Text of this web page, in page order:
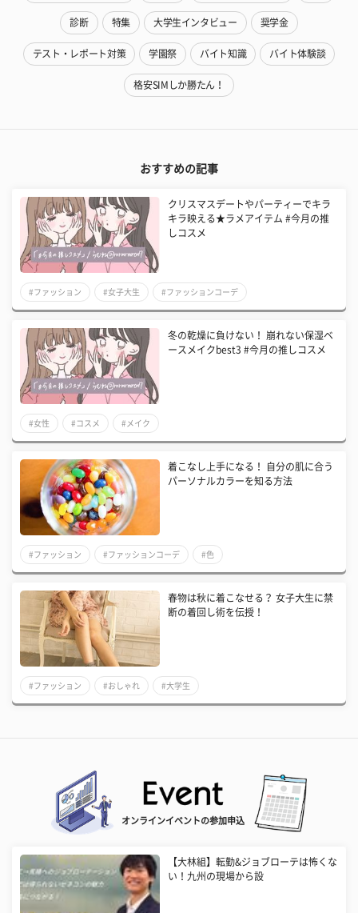
診断 特集 大学生インタビュー 奨学金
テスト・レポート対策 学園祭 バイト知識 バイト体験談
格安SIMしか勝たん！
おすすめの記事
クリスマスデートやパーティーでキラ
キラ映える★ラメアイテム #今月の推
しコスメ
#ファッション #女子大生 #ファッションコーデ
冬の乾燥に負けない！ 崩れない保湿ベ
ースメイクbest3 #今月の推しコスメ
#女性 #コスメ #メイク
着こなし上手になる！ 自分の肌に合う
パーソナルカラーを知る方法
#ファッション #ファッションコーデ #色
春物は秋に着こなせる？ 女子大生に禁
断の着回し術を伝授！
#ファッション #おしゃれ #大学生
オンラインイベントの参加申込
【大林組】転勤&ジョブローテは怖くな
い！九州の現場から設